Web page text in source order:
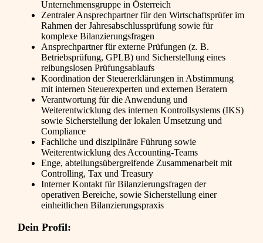
Unternehmensgruppe in Österreich
Zentraler Ansprechpartner für den Wirtschaftsprüfer im
Rahmen der Jahresabschlussprüfung sowie für
komplexe Bilanzierungsfragen
Ansprechpartner für externe Prüfungen (z. B.
Betriebsprüfung, GPLB) und Sicherstellung eines
reibungslosen Prüfungsablaufs
Koordination der Steuererklärungen in Abstimmung
mit internen Steuerexperten und externen Beratern
Verantwortung für die Anwendung und
Weiterentwicklung des internen Kontrollsystems (IKS)
sowie Sicherstellung der lokalen Umsetzung und
Compliance
Fachliche und disziplinäre Führung sowie
Weiterentwicklung des Accounting-Teams
Enge, abteilungsübergreifende Zusammenarbeit mit
Controlling, Tax und Treasury
Interner Kontakt für Bilanzierungsfragen der
operativen Bereiche, sowie Sicherstellung einer
einheitlichen Bilanzierungspraxis
Dein Profil: